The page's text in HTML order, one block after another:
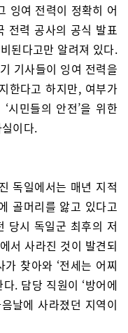
잉여 전력이 정확히 어
전력 공사의 공식 발표
된다고만 알려져 있다.
기사들이 잉여 전력을
한다고 하지만, 여부가
시민들의 안전’을 위한
이다.
독일에서는 매년 지적
골머리를 앓고 있다고
당시 독일군 최후의 저
서 사라진 것이 발견되
찾아와 ‘전세는 어찌
. 담당 직원이 ‘방어에
날에 사라졌던 지역이